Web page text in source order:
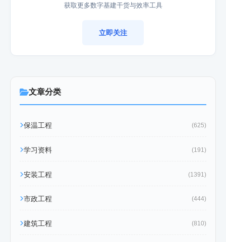
获取更多数字基建干货与效率工具
立即关注
文章分类
保温工程 (625)
学习资料 (191)
安装工程 (1391)
市政工程 (444)
建筑工程 (810)